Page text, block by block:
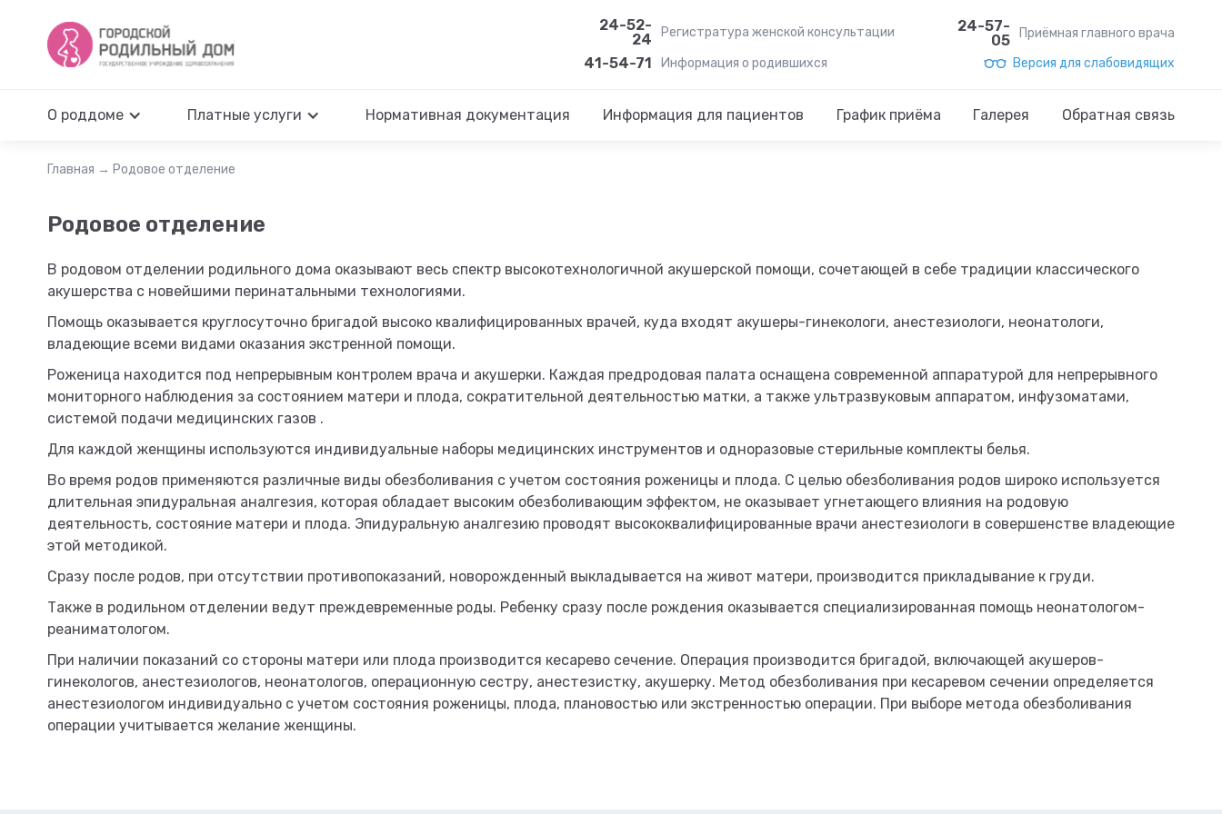
24-52-
24
Регистратура женской консультации
41-54-71 Информация о родившихся
24-57-
05
Приёмная главного врача
Версия для слабовидящих
О роддоме Платные услуги Нормативная документация Информация для пациентов График приёма Галерея Обратная связь
Главная → Родовое отделение
Родовое отделение
В родовом отделении родильного дома оказывают весь спектр высокотехнологичной акушерской помощи, сочетающей в себе традиции классического
акушерства с новейшими перинатальными технологиями.
Помощь оказывается круглосуточно бригадой высоко квалифицированных врачей, куда входят акушеры-гинекологи, анестезиологи, неонатологи,
владеющие всеми видами оказания экстренной помощи.
Роженица находится под непрерывным контролем врача и акушерки. Каждая предродовая палата оснащена современной аппаратурой для непрерывного
мониторного наблюдения за состоянием матери и плода, сократительной деятельностью матки, а также ультразвуковым аппаратом, инфузоматами,
системой подачи медицинских газов .
Для каждой женщины используются индивидуальные наборы медицинских инструментов и одноразовые стерильные комплекты белья.
Во время родов применяются различные виды обезболивания с учетом состояния роженицы и плода. С целью обезболивания родов широко используется
длительная эпидуральная аналгезия, которая обладает высоким обезболивающим эффектом, не оказывает угнетающего влияния на родовую
деятельность, состояние матери и плода. Эпидуральную аналгезию проводят высококвалифицированные врачи анестезиологи в совершенстве владеющие
этой методикой.
Сразу после родов, при отсутствии противопоказаний, новорожденный выкладывается на живот матери, производится прикладывание к груди.
Также в родильном отделении ведут преждевременные роды. Ребенку сразу после рождения оказывается специализированная помощь неонатологом-
реаниматологом.
При наличии показаний со стороны матери или плода производится кесарево сечение. Операция производится бригадой, включающей акушеров-
гинекологов, анестезиологов, неонатологов, операционную сестру, анестезистку, акушерку. Метод обезболивания при кесаревом сечении определяется
анестезиологом индивидуально с учетом состояния роженицы, плода, плановостью или экстренностью операции. При выборе метода обезболивания
операции учитывается желание женщины.